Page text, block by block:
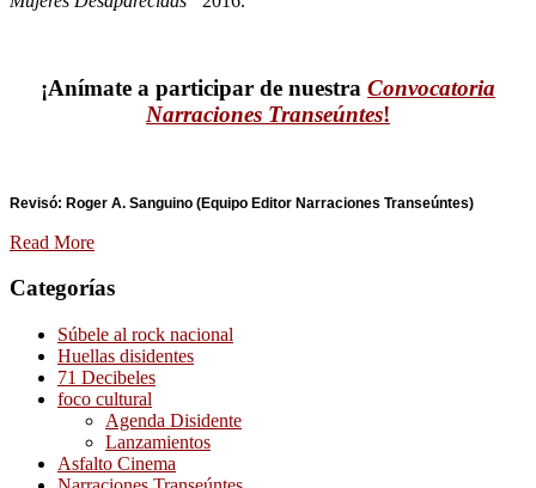
¡Anímate a participar de nuestra Convocatoria
Narraciones Transeúntes!
Revisó: Roger A. Sanguino (Equipo Editor Narraciones Transeúntes)
Read More
Categorías
Súbele al rock nacional
Huellas disidentes
71 Decibeles
foco cultural
Agenda Disidente
Lanzamientos
Asfalto Cinema